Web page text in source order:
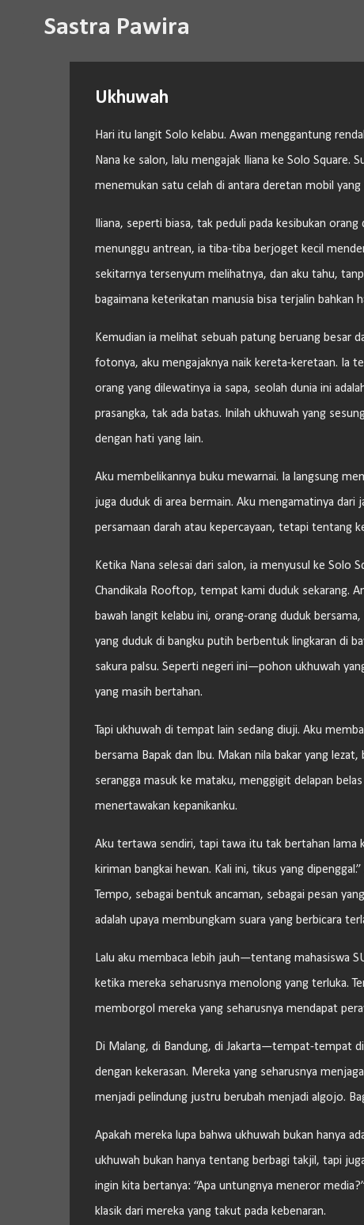
Sastra Pawira
Ukhuwah
Hari itu langit Solo kelabu. Awan menggantung
Nana ke salon, lalu mengajak Iliana ke Solo Square.
menemukan satu celah di antara deretan mobil
Iliana, seperti biasa, tak peduli pada kesibukan
menunggu antrean, ia tiba-tiba berjoget kecil
sekitarnya tersenyum melihatnya, dan aku tahu,
bagaimana keterikatan manusia bisa terjalin bahkan
Kemudian ia melihat sebuah patung beruang besar
fotonya, aku mengajaknya naik kereta-keretaan. Ia
orang yang dilewatinya ia sapa, seolah dunia ini
prasangka, tak ada batas. Inilah ukhuwah yang
dengan hati yang lain.
Aku membelikannya buku mewarnai. Ia langsung
juga duduk di area bermain. Aku mengamatinya dari
persamaan darah atau kepercayaan, tetapi tentang
Ketika Nana selesai dari salon, ia menyusul ke Solo
Chandikala Rooftop, tempat kami duduk sekarang.
bawah langit kelabu ini, orang-orang duduk
yang duduk di bangku putih berbentuk lingkaran di
sakura palsu. Seperti negeri ini—pohon ukhuwah
yang masih bertahan.
Tapi ukhuwah di tempat lain sedang diuji. Aku
bersama Bapak dan Ibu. Makan nila bakar yang
serangga masuk ke mataku, menggigit delapan
menertawakan kepanikanku.
Aku tertawa sendiri, tapi tawa itu tak bertahan lama
kiriman bangkai hewan. Kali ini, tikus yang
Tempo, sebagai bentuk ancaman, sebagai pesan
adalah upaya membungkam suara yang berbicara
Lalu aku membaca lebih jauh—tentang mahasiswa
ketika mereka seharusnya menolong yang terluka.
memborgol mereka yang seharusnya mendapat
Di Malang, di Bandung, di Jakarta—tempat-tempat
dengan kekerasan. Mereka yang seharusnya
menjadi pelindung justru berubah menjadi algojo.
Apakah mereka lupa bahwa ukhuwah bukan hanya
ukhuwah bukan hanya tentang berbagi takjil, tapi
ingin kita bertanya: “Apa untungnya meneror
klasik dari mereka yang takut pada kebenaran.